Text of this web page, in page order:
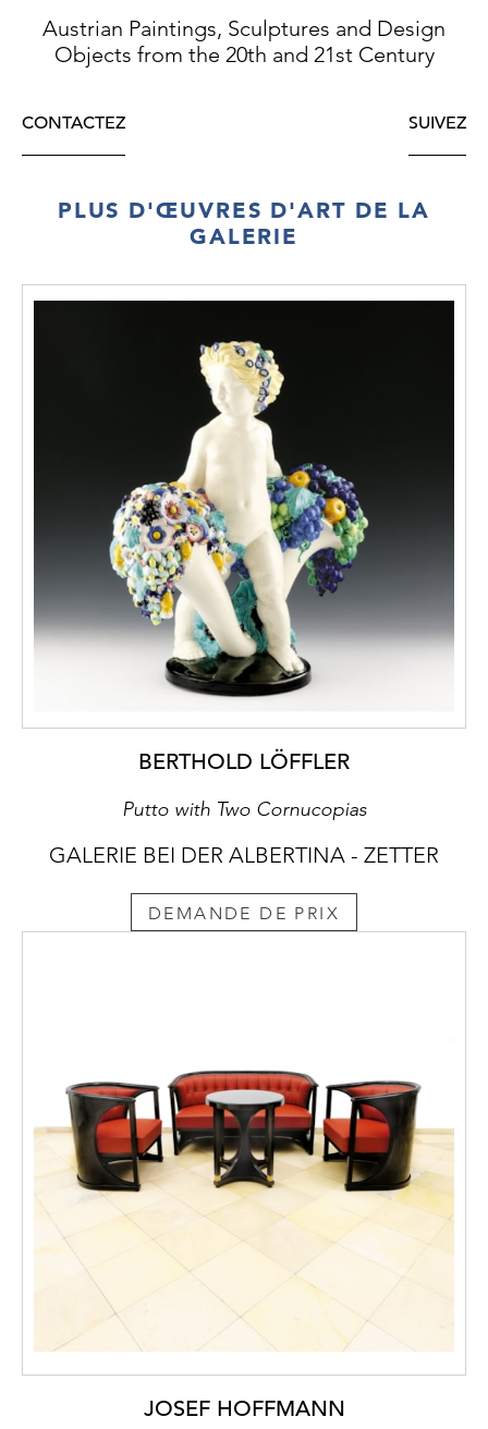
Austrian Paintings, Sculptures and Design
Objects from the 20th and 21st Century
CONTACTEZ SUIVEZ
PLUS D'ŒUVRES D'ART DE LA
GALERIE
BERTHOLD LÖFFLER
Putto with Two Cornucopias
GALERIE BEI DER ALBERTINA - ZETTER
DEMANDE DE PRIX
JOSEF HOFFMANN